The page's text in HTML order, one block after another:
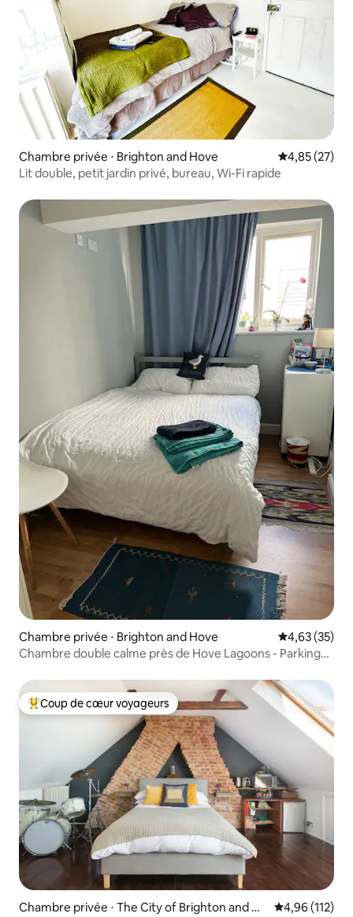
Chambre privée ⋅ Brighton and Hove Évaluation
4,85 (27)
Lit double, petit jardin privé, bureau, Wi-Fi rapide
Chambre privée ⋅ Brighton and Hove Évaluation
4,63 (35)
Chambre double calme près de Hove Lagoons - Parking
Coups de cœur voyageurs les plus appréciés
Coup de cœur voyageurs
Chambre privée ⋅ The City of Brighton and Ho
Évaluation
4,96 (112)